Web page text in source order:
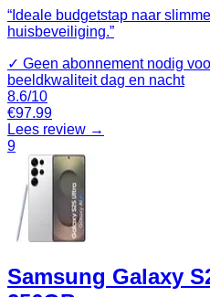
“ Ideale budgetstap naar
huisbeveiliging.”
✓ Geen abonnement nodig
beeldkwaliteit dag en nacht
8.6/10
€97.99
Lees review →
9
Samsung Galaxy